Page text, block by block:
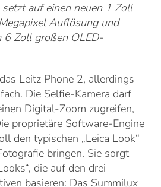
auf einen neuen 1 Zoll
Auflösung und
6 Zoll großen OLED-
Leitz Phone 2, allerdings
Die Selfie-Kamera darf
Digital-Zoom zugreifen,
proprietäre Software-Engine
den typischen „Leica Look“
bringen. Sie sorgt
die auf den drei
basieren: Das Summilux